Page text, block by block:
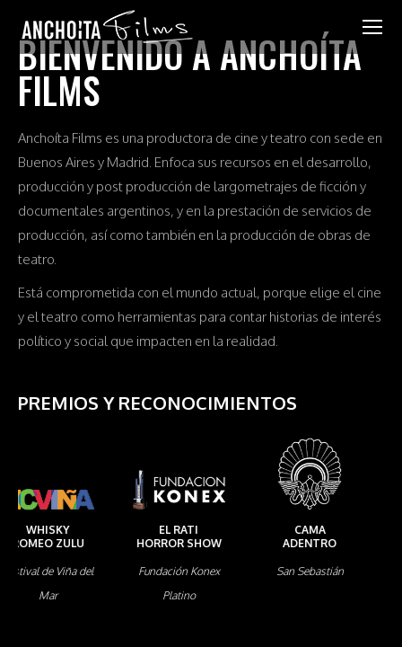
BIENVENIDO A ANCHOÍTA
FILMS
Anchoíta Films es una productora de cine y teatro con sede en
Buenos Aires y Madrid. Enfoca sus recursos en el desarrollo,
producción y post producción de largometrajes de ficción y
documentales argentinos, y en la prestación de servicios de
producción, así como también en la producción de obras de
teatro.
Está comprometida con el mundo actual, porque elige el cine
y el teatro como herramientas para contar historias de interés
político y social que impacten en la realidad.
PREMIOS Y RECONOCIMIENTOS
CAMA
ADENTRO
San Sebastián
WHISKY
ROMEO ZULU
Premio Coral
GARAGE
OLIMPO
Cannes